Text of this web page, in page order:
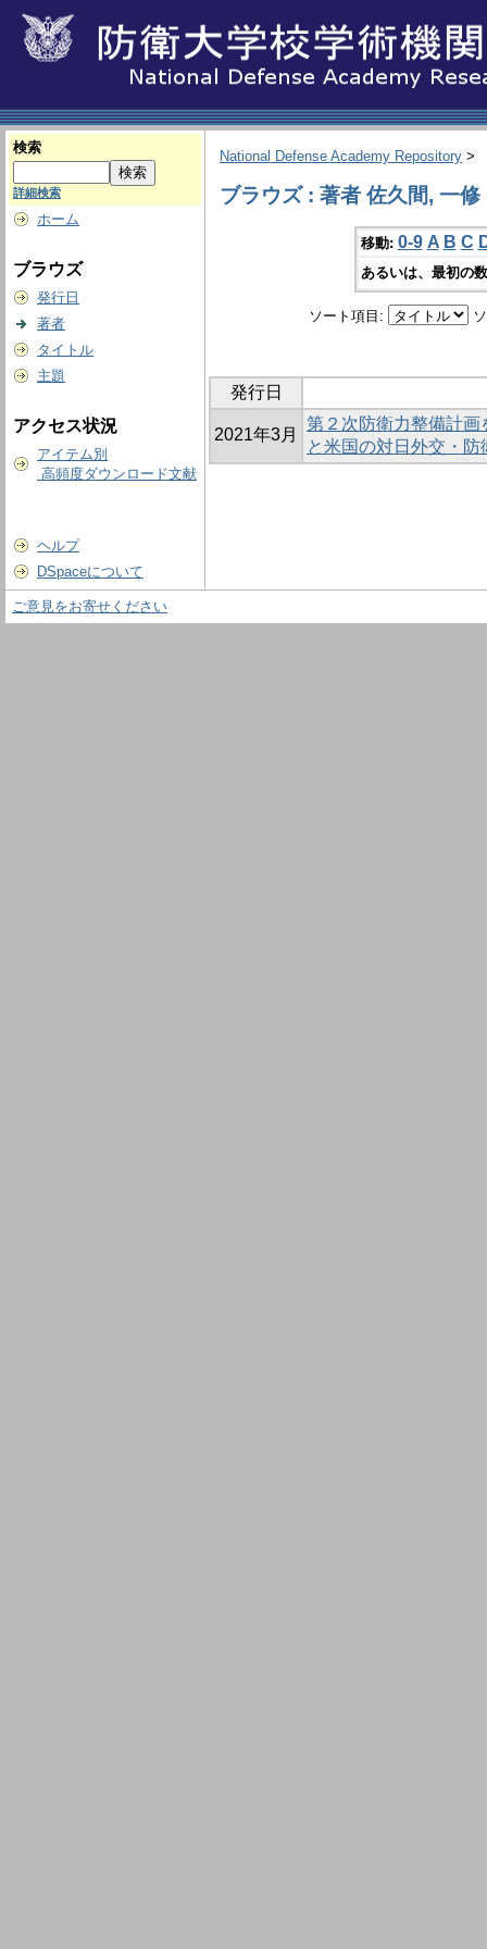
検索
詳細検索
ホーム
ブラウズ
発行日
著者
タイトル
主題
アクセス状況
アイテム別
高頻度ダウンロード文献
ヘルプ
DSpaceについて
National Defense Academy Repository >
ブラウズ : 著者 佐久間, 一修
移動: 0-9 A B C
あるいは、最初の
ソート項目:
発行日
2021年3月
第２次防衛力整備計
と米国の対日外交・防
ご意見をお寄せください